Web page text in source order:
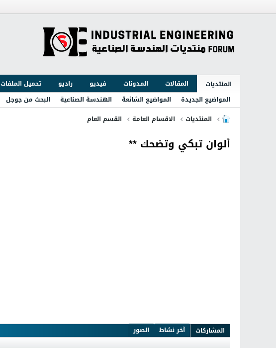
المنتديات المقالات المدونات فيديو راديو تحميل الملفات
المواضيع الجديدة
المواضيع الشائعة الهندسة الصناعية
البحث من جوجل
المنتديات
الاقسام العامة القسم العام
ألوان تبكي وتضحك **
المشاركات آخر نشاط الصور